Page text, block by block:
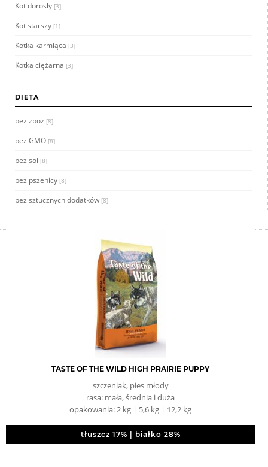
Kot dorosły [3]
Kot starszy [1]
Kotka karmiąca [3]
Kotka ciężarna [3]
DIETA
bez zboż [8]
bez GMO [8]
bez soi [8]
bez pszenicy [8]
bez sztucznych dodatków [8]
TASTE OF THE WILD HIGH PRAIRIE PUPPY
szczeniak, pies młody
rasa: mała, średnia i duża
opakowania: 2 kg | 5,6 kg | 12,2 kg
tłuszcz 17% | białko 28%